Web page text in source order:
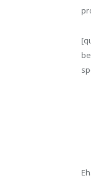
Eh.